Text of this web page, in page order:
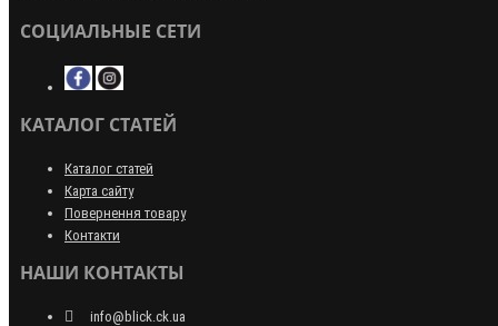
СОЦИАЛЬНЫЕ СЕТИ
КАТАЛОГ СТАТЕЙ
Каталог статей
Карта сайту
Повернення товару
Контакти
НАШИ КОНТАКТЫ
info@blick.ck.ua